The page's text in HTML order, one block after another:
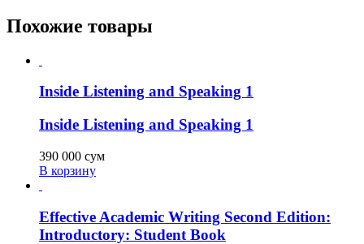
Похожие товары
Inside Listening and Speaking 1
Inside Listening and Speaking 1
390 000 сум
В корзину
Effective Academic Writing Second Edition:
Introductory: Student Book